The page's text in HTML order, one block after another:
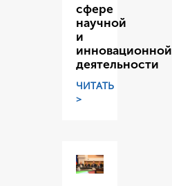
сфере
научной
и
инновационной
деятельности
ЧИТАТЬ
>